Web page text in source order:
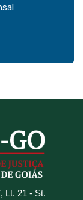
Lt. 21 - St.